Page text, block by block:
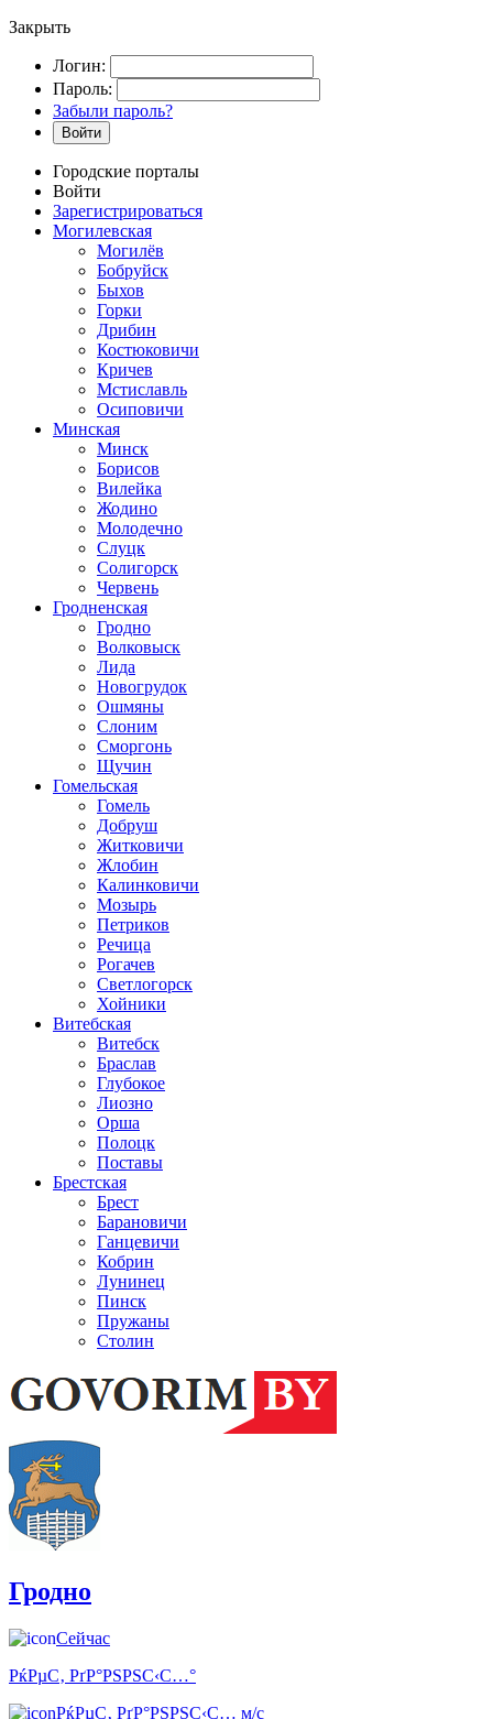
Закрыть
Логин:
Пароль:
Забыли пароль?
Войти
Городские порталы
Войти
Зарегистрироваться
Могилевская
Могилёв
Бобруйск
Быхов
Горки
Дрибин
Костюковичи
Кричев
Мстиславль
Осиповичи
Минская
Минск
Борисов
Вилейка
Жодино
Молодечно
Слуцк
Солигорск
Червень
Гродненская
Гродно
Волковыск
Лида
Новогрудок
Ошмяны
Слоним
Сморгонь
Щучин
Гомельская
Гомель
Добруш
Житковичи
Жлобин
Калинковичи
Мозырь
Петриков
Речица
Рогачев
Светлогорск
Хойники
Витебская
Витебск
Браслав
Глубокое
Лиозно
Орша
Полоцк
Поставы
Брестская
Брест
Барановичи
Ганцевичи
Кобрин
Лунинец
Пинск
Пружаны
Столин
Гродно
Сейчас
РќРµС‚ РґР°РЅРЅС‹С…°
РќРµС‚ РґР°РЅРЅС‹С… м/с